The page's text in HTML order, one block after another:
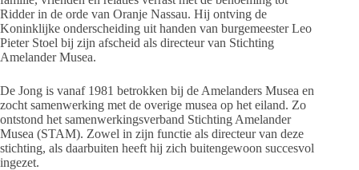
Ridder in de orde van Oranje Nassau. Hij ontving de
Koninklijke onderscheiding uit handen van burgemeester Leo
Pieter Stoel bij zijn afscheid als directeur van Stichting
Amelander Musea.
De Jong is vanaf 1981 betrokken bij de Amelanders Musea en
zocht samenwerking met de overige musea op het eiland. Zo
ontstond het samenwerkingsverband Stichting Amelander
Musea (STAM). Zowel in zijn functie als directeur van deze
stichting, als daarbuiten heeft hij zich buitengewoon succesvol
ingezet.